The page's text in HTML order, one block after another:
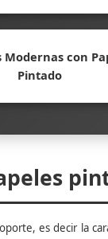
Modernas con
Pintado
es decir la